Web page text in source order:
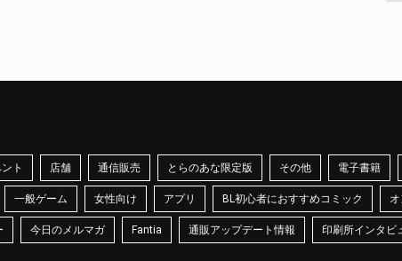
ト 店舗 通信販売 とらのあな限定版 その他 電子書籍
一般ゲーム 女性向け アプリ BL初心者におすすめコミック
今日のメルマガ Fantia 通販アップデート情報 印刷所インタビ